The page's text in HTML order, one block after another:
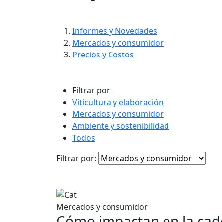
Informes y Novedades
Mercados y consumidor
Precios y Costos
Filtrar por:
Viticultura y elaboración
Mercados y consumidor
Ambiente y sostenibilidad
Todos
Filtrar por:
Mercados y consumidor